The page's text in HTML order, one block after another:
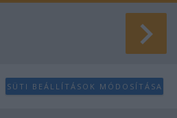
SÜTI BEÁLLÍTÁSOK MÓDOSÍTÁSA